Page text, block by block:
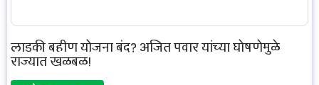
लाडकी बहीण योजना बंद? अजित पवार यांच्या घोषणेमुळे
राज्यात खळबळ!